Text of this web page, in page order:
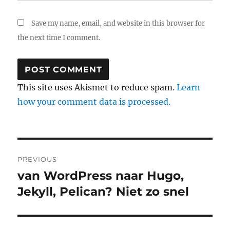
Save my name, email, and website in this browser for
the next time I comment.
This site uses Akismet to reduce spam.Learn
how your comment data is processed.
navigation
PREVIOUS
Previous
post:
van WordPress naar Hugo,
Jekyll, Pelican? Niet zo snel